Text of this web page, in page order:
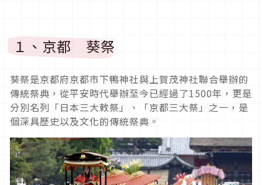
１、京都 葵祭
葵祭是京都府京都市下鴨神社與上賀茂神社聯合舉辦的
傳統祭典，從平安時代舉辦至今已經過了1500年，更是
分別名列「日本三大敕祭」、「京都三大祭」之一，是
個深具歷史以及文化的傳統祭典。